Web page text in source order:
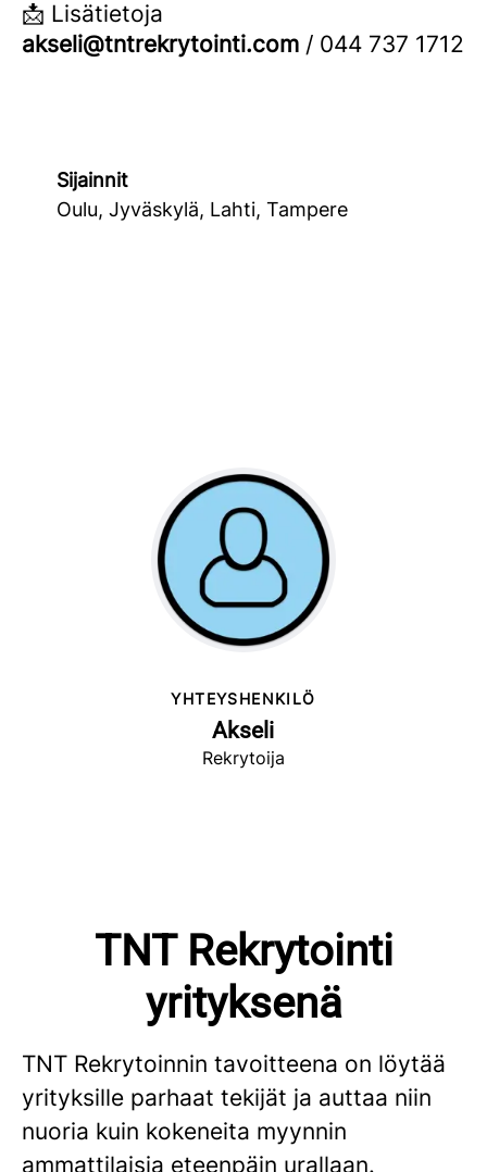
📩 Lisätietoja
akseli@tntrekrytointi.com / 044 737 1712
Sijainnit
Oulu, Jyväskylä, Lahti, Tampere
YHTEYSHENKILÖ
Akseli
Rekrytoija
TNT Rekrytointi
yrityksenä
TNT Rekrytoinnin tavoitteena on löytää
yrityksille parhaat tekijät ja auttaa niin
nuoria kuin kokeneita myynnin
ammattilaisia eteenpäin urallaan.